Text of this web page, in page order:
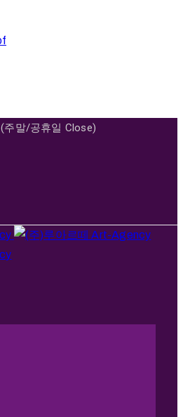
주말/공휴일 Close)